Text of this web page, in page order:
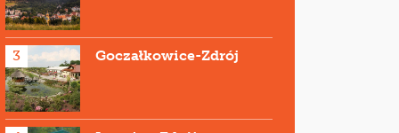
3 Goczałkowice-Zdrój